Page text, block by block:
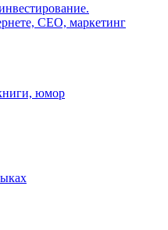
СЕО, маркетинг
юмор